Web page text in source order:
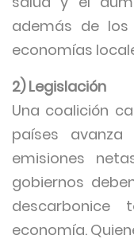
además de
economías
2) Legislación
Una coalición
países
emisiones
gobiernos
economía.